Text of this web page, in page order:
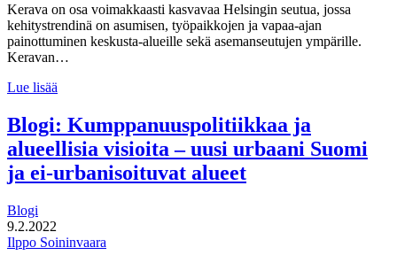
Kerava on osa voimakkaasti kasvavaa Helsingin seutua, jossa
kehitystrendinä on asumisen, työpaikkojen ja vapaa-ajan
painottuminen keskusta-alueille sekä asemanseutujen ympärille.
Keravan…
Lue lisää
asukkaat
mukaan
visiotyöhön
Keravalla
Blogi: Kumppanuuspolitiikkaa ja
alueellisia visioita – uusi urbaani Suomi
ja ei-urbanisoituvat alueet
Blogi
9.2.2022
Ilppo Soininvaara